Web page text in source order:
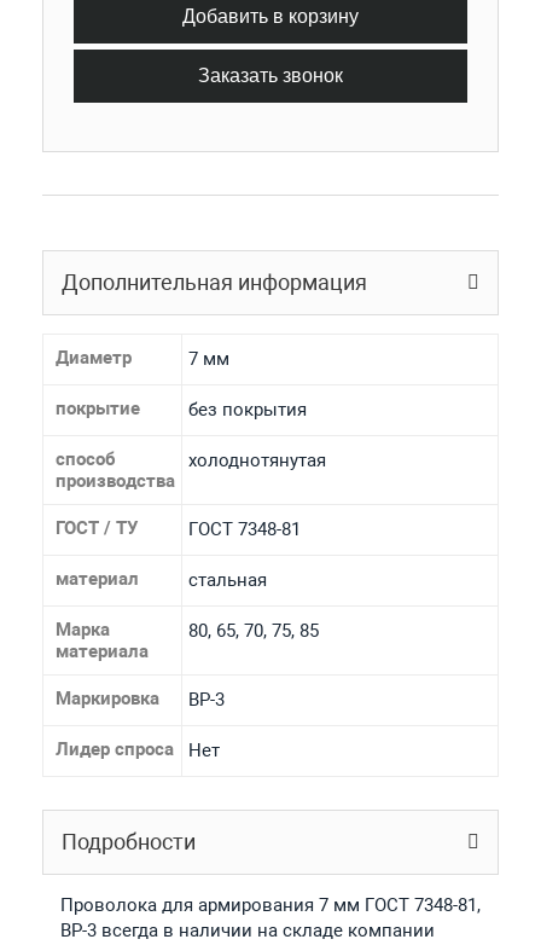
Добавить в корзину
Заказать звонок
Дополнительная информация
Диаметр 7 мм
покрытие без покрытия
способ
производства
холоднотянутая
ГОСТ / ТУ ГОСТ 7348-81
материал стальная
Марка
материала
80, 65, 70, 75, 85
Маркировка ВР-3
Лидер спроса Нет
Подробности
Проволока для армирования 7 мм ГОСТ 7348-81,
ВР-3 всегда в наличии на складе компании